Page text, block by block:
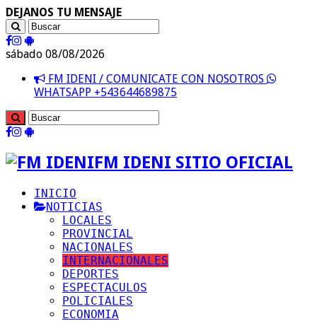
DEJANOS TU MENSAJE
sábado 08/08/2026
FM IDENI / COMUNICATE CON NOSOTROS
WHATSAPP +543644689875
FM IDENI SITIO OFICIAL
INICIO
NOTICIAS
LOCALES
PROVINCIAL
NACIONALES
INTERNACIONALES
DEPORTES
ESPECTACULOS
POLICIALES
ECONOMIA